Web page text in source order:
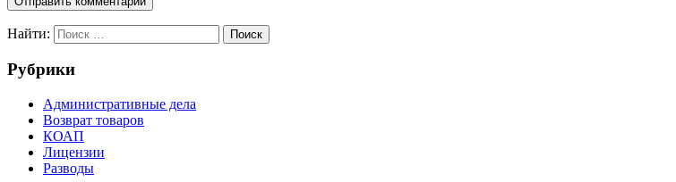
Найти: Поиск
Рубрики
Административные дела
Возврат товаров
КОАП
Лицензии
Разводы